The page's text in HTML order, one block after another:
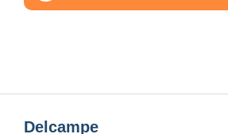
Delcampe